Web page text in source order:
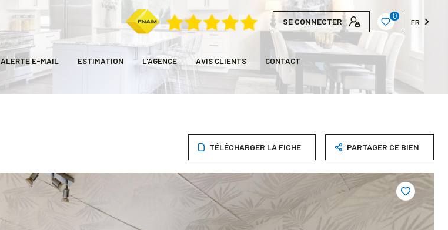
SE CONNECTER
0
FR
ALERTE E-MAIL ESTIMATION L'AGENCE AVIS CLIENTS CONTACT
TÉLÉCHARGER LA FICHE PARTAGER CE BIEN